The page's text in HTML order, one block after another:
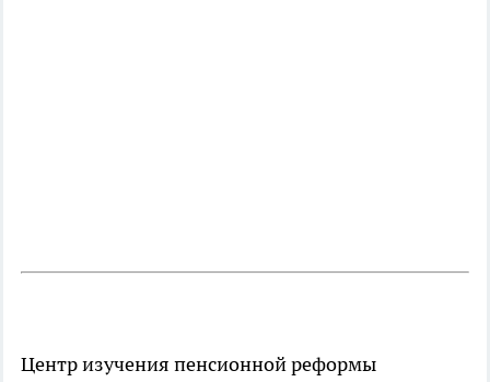
Центр изучения пенсионной реформы